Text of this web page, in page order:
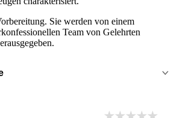
Sie werden von einem
Team von Gelehrten